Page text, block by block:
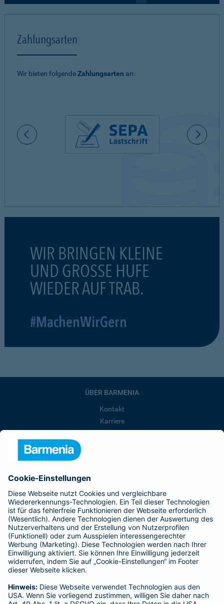
Zahlungsarten
Wir bieten folgendeZahlungsarten an:
WIR BRINGEN KLEINE
UND GROSSE HUFE
WIEDER AUF TRAB.
#MachenWirGern
ÜBER BARMENIA
Kontakt
Karriere
Barmenia ist Teil der BarmeniaGothaer
BELIEBTE SEITEN
Kranken-Zusatzversicherung
Tierversicherungen
Haftpflichtversicherung
Hausratversicherung
Adresse ändern